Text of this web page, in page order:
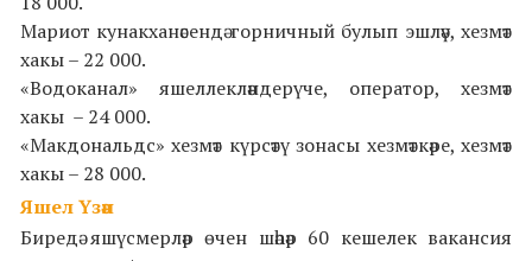
Мариот кунакханәсендә горничный булып эшләү, хезмәт
хакы – 22 000.
«Водоканал» яшеллекләндерүче, оператор, хезмәт
хакы – 24 000.
«Макдональдс» хезмәт күрсәтү зонасы хезмәткәре, хезмәт
хакы – 28 000.
Яшел Үзән
Биредә яшүсмерләр өчен шәһәр 60 кешелек вакансия